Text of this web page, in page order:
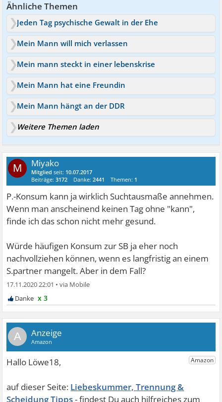
Ähnliche Themen
Jeden Tag psychische Gewalt in der Ehe
Mein Mann will mich verlassen
Mein mann steckt in einer lebenskrise
Mein Mann hat eine Freundin
Mein Mann hängt an der DDR
Weitere Themen laden
M Miyako
Mitglied seit: 10.07.2017
Beiträge:3172 Danke:2441 Themen: 1
P.-Konsum kann ja wirklich Suchtausmaße annehmen.
Wenn man anscheinend keinen Tag ohne "kann",
finde ich das schon nicht mehr gesund.
Würde häufigen Konsum zur SB ja eher noch
nachvollziehen können, wenn es langfristig an einem
S.partner mangelt. Aber in dem Fall?
17.11.2020 22:01 •
x 3
A
Liebeskummer, Trennung &
Scheidung Tipps